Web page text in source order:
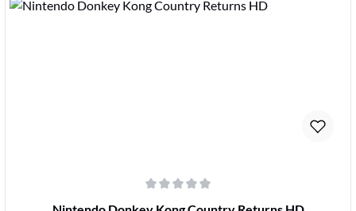
Durchschnittliche Bewertung von 0 von 5 Sternen